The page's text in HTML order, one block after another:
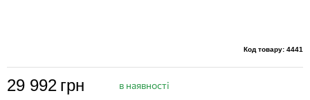
Код товару: 4441
29 992 грн в наявності